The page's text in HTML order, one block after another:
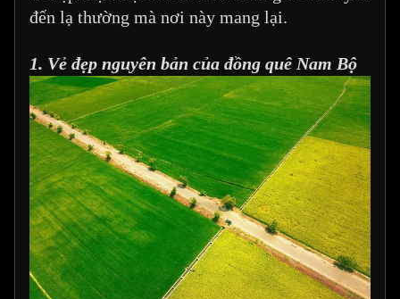
đến lạ thường mà nơi này mang lại.
1. Vẻ đẹp nguyên bản của đồng quê Nam Bộ